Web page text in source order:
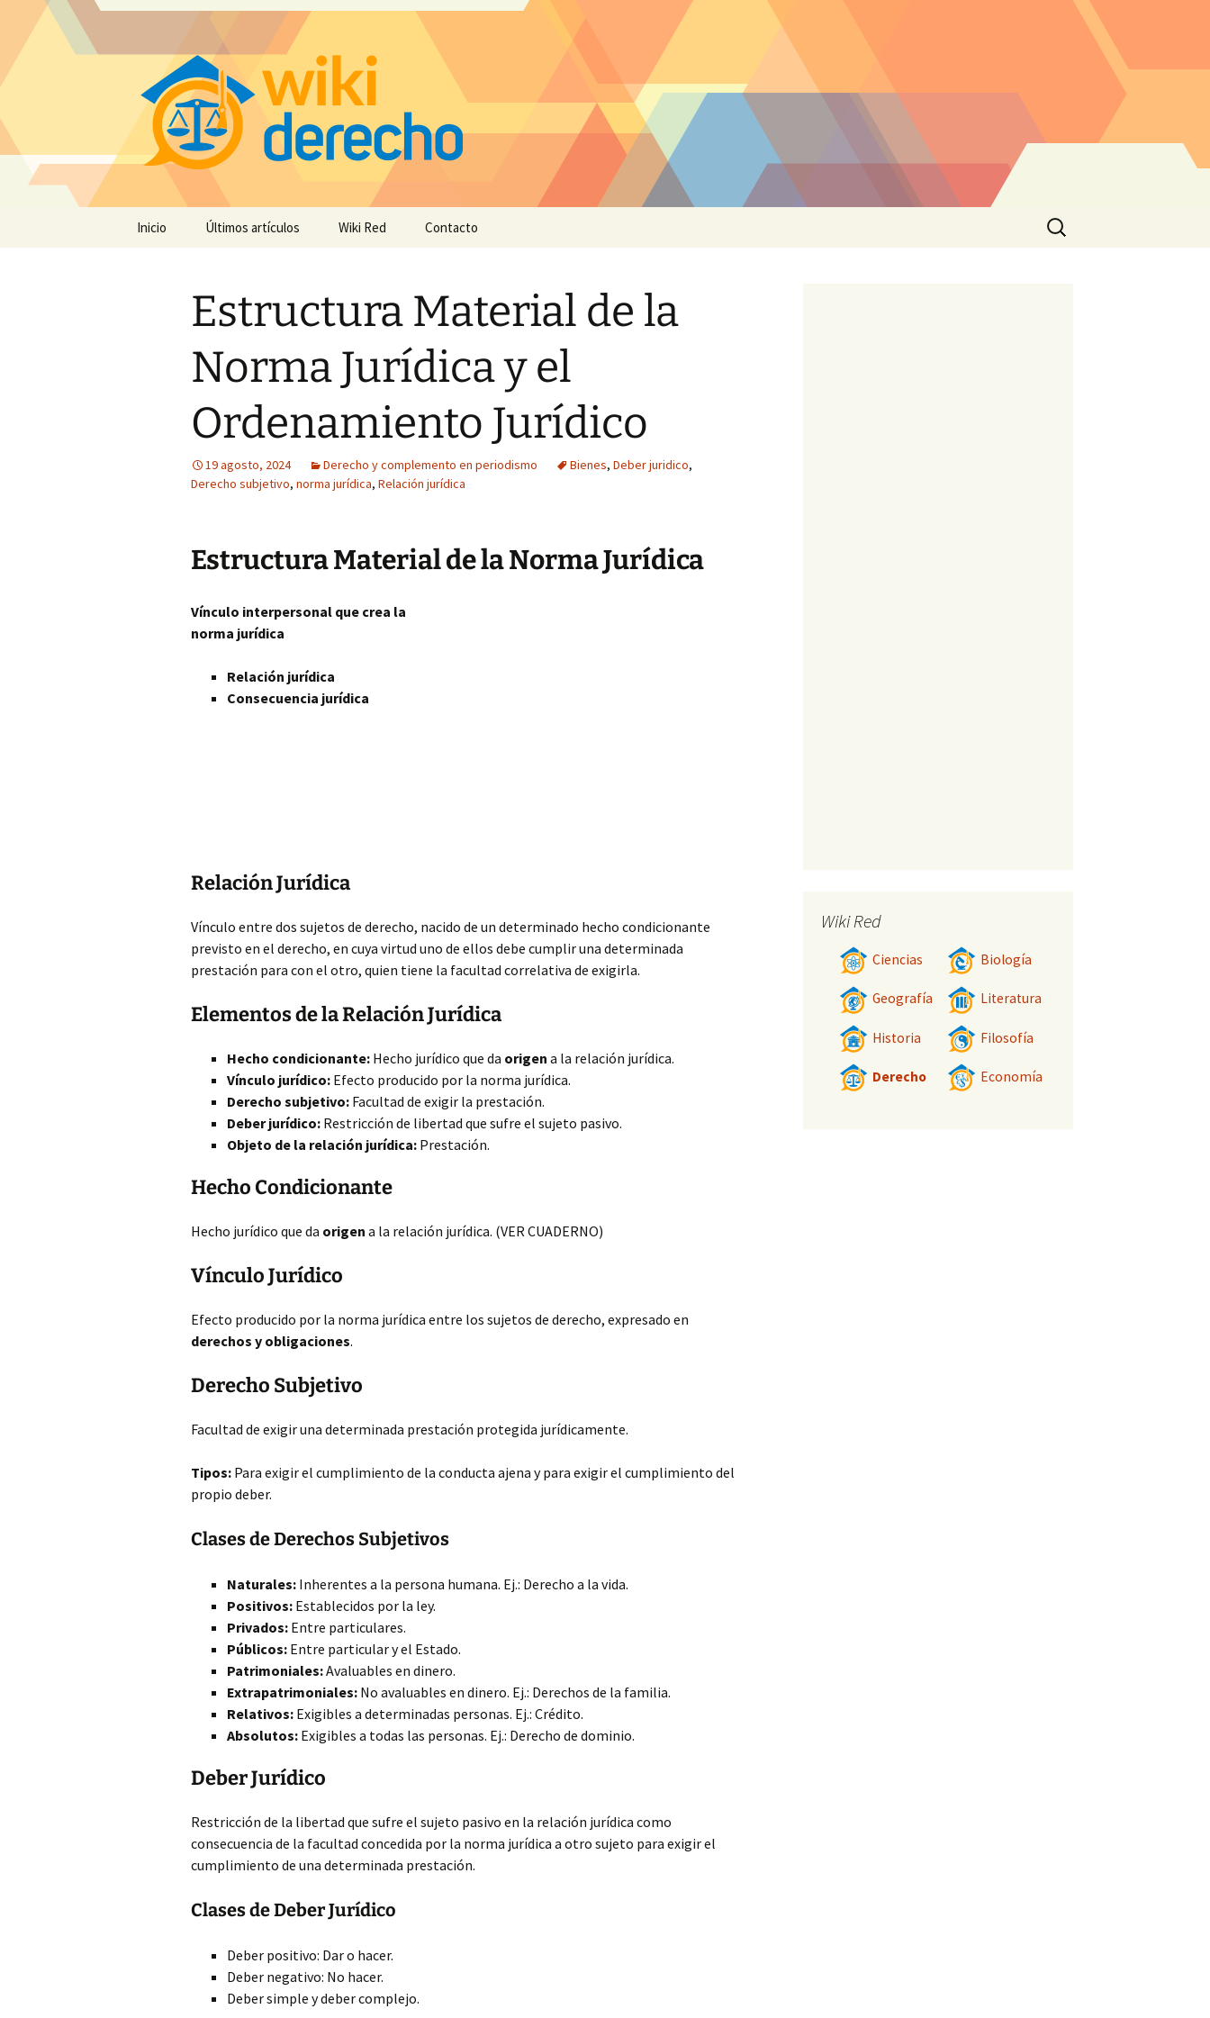
Inicio Últimos artículos Wiki Red Contacto
Buscar:
Estructura Material de la
Norma Jurídica y el
Ordenamiento Jurídico
19 agosto, 2024 Derecho y complemento en periodismo Bienes, Deber juridico,
Derecho subjetivo, norma jurídica, Relación jurídica
Estructura Material de la Norma Jurídica
Vínculo interpersonal que crea la
norma jurídica
Relación jurídica
Consecuencia jurídica
Relación Jurídica
Vínculo entre dos sujetos de derecho, nacido de un determinado hecho condicionante
previsto en el derecho, en cuya virtud uno de ellos debe cumplir una determinada
prestación para con el otro, quien tiene la facultad correlativa de exigirla.
Elementos de la Relación Jurídica
Hecho condicionante: Hecho jurídico que da origen a la relación jurídica.
Vínculo jurídico: Efecto producido por la norma jurídica.
Derecho subjetivo: Facultad de exigir la prestación.
Deber jurídico: Restricción de libertad que sufre el sujeto pasivo.
Objeto de la relación jurídica: Prestación.
Hecho Condicionante
Hecho jurídico que da origen a la relación jurídica. (VER CUADERNO)
Vínculo Jurídico
Efecto producido por la norma jurídica entre los sujetos de derecho, expresado en
derechos y obligaciones.
Derecho Subjetivo
Facultad de exigir una determinada prestación protegida jurídicamente.
Tipos: Para exigir el cumplimiento de la conducta ajena y para exigir el cumplimiento del
propio deber.
Clases de Derechos Subjetivos
Naturales: Inherentes a la persona humana. Ej.: Derecho a la vida.
Positivos: Establecidos por la ley.
Privados: Entre particulares.
Públicos: Entre particular y el Estado.
Patrimoniales:Avaluables en dinero.
Extrapatrimoniales: No avaluables en dinero. Ej.: Derechos de la familia.
Relativos: Exigibles a determinadas personas. Ej.: Crédito.
Absolutos: Exigibles a todas las personas. Ej.: Derecho de dominio.
Deber Jurídico
Restricción de la libertad que sufre el sujeto pasivo en la relación jurídica como
consecuencia de la facultad concedida por la norma jurídica a otro sujeto para exigir el
cumplimiento de una determinada prestación.
Clases de Deber Jurídico
Deber positivo: Dar o hacer.
Deber negativo: No hacer.
Deber simple y deber complejo.
Wiki Red
Ciencias Biología
Geografía Literatura
Historia Filosofía
Derecho Economía